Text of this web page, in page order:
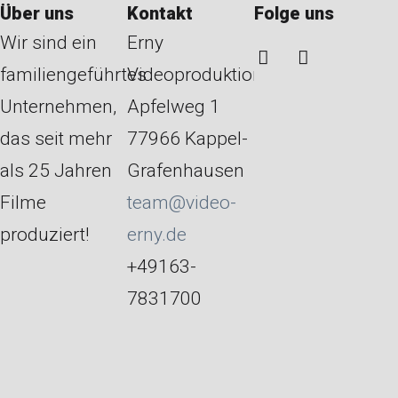
Über uns
Wir sind ein
familiengeführtes
Unternehmen,
das seit mehr
als 25 Jahren
Filme
produziert!
Kontakt
Erny
Videoproduktion
Apfelweg 1
77966 Kappel-
Grafenhausen
team@video-
erny.de
+49163-
7831700
Folge uns